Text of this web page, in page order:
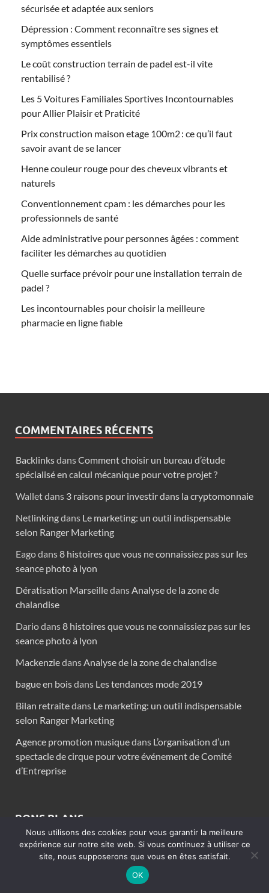
sécurisée et adaptée aux seniors
Dépression : Comment reconnaître ses signes et
symptômes essentiels
Le coût construction terrain de padel est-il vite
rentabilisé ?
Les 5 Voitures Familiales Sportives Incontournables
pour Allier Plaisir et Praticité
Prix construction maison etage 100m2 : ce qu’il faut
savoir avant de se lancer
Henne couleur rouge pour des cheveux vibrants et
naturels
Conventionnement cpam : les démarches pour les
professionnels de santé
Aide administrative pour personnes âgées : comment
faciliter les démarches au quotidien
Quelle surface prévoir pour une installation terrain de
padel ?
Les incontournables pour choisir la meilleure
pharmacie en ligne fiable
COMMENTAIRES RÉCENTS
BacklinksdansComment choisir un bureau d’étude
spécialisé en calcul mécanique pour votre projet ?
Walletdans 3 raisons pour investir dans la cryptomonnaie
Netlinkingdans Le marketing: un outil indispensable
selon Ranger Marketing
Eagodans8 histoires que vous ne connaissiez pas sur les
seance photo à lyon
Dératisation Marseilledans Analyse de la zone de
chalandise
Dariodans8 histoires que vous ne connaissiez pas sur les
seance photo à lyon
Mackenziedans Analyse de la zone de chalandise
bague en boisdans Les tendances mode 2019
Bilan retraitedans Le marketing: un outil indispensable
selon Ranger Marketing
Agence promotion musiquedans L’organisation d’un
spectacle de cirque pour votre événement de Comité
d’Entreprise
BONS PLANS
Transformez votre espace avec des
meubles tendances et fonctionnels
9 mars 2026
Nous utilisons des cookies pour vous garantir la meilleure
expérience sur notre site web. Si vous continuez à utiliser ce
site, nous supposerons que vous en êtes satisfait.
OK